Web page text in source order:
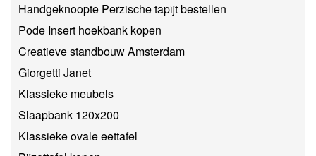
Handgeknoopte Perzische tapijt bestellen
Pode Insert hoekbank kopen
Creatieve standbouw Amsterdam
Giorgetti Janet
Klassieke meubels
Slaapbank 120x200
Klassieke ovale eettafel